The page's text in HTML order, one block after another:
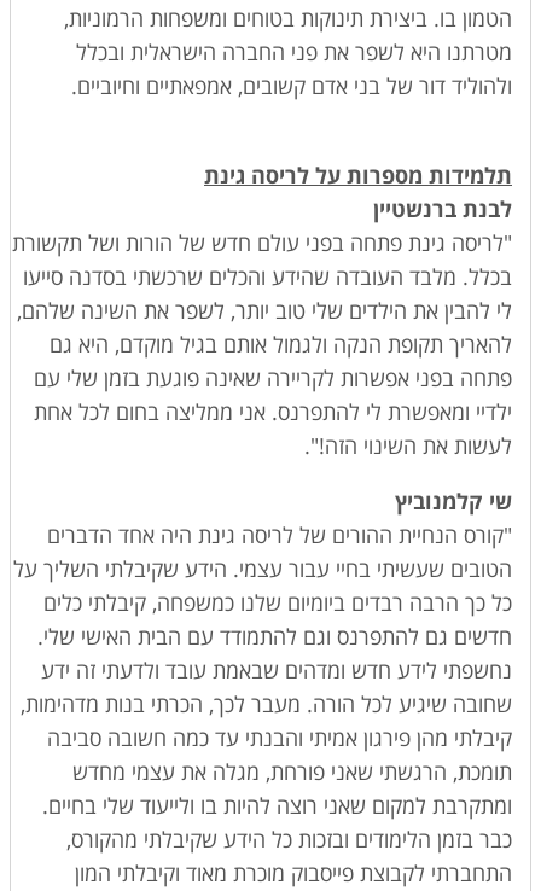
הטמון בו. ביצירת תינוקות בטוחים ומשפחות הרמוניות,
מטרתנו היא לשפר את פני החברה הישראלית ובכלל
ולהוליד דור של בני אדם קשובים, אמפאתיים וחיוביים.
תלמידות מספרות על לריסה גינת
לבנת ברנשטיין
"לריסה גינת פתחה בפני עולם חדש של הורות ושל תקשורת
בכלל. מלבד העובדה שהידע והכלים שרכשתי בסדנה סייעו
לי להבין את הילדים שלי טוב יותר, לשפר את השינה שלהם,
להאריך תקופת הנקה ולגמול אותם בגיל מוקדם, היא גם
פתחה בפני אפשרות לקריירה שאינה פוגעת בזמן שלי עם
ילדיי ומאפשרת לי להתפרנס. אני ממליצה בחום לכל אחת
לעשות את השינוי הזה!".
שי קלמנוביץ
"קורס הנחיית ההורים של לריסה גינת היה אחד הדברים
הטובים שעשיתי בחיי עבור עצמי. הידע שקיבלתי השליך על
כל כך הרבה רבדים ביומיום שלנו כמשפחה, קיבלתי כלים
חדשים גם להתפרנס וגם להתמודד עם הבית האישי שלי.
נחשפתי לידע חדש ומדהים שבאמת עובד ולדעתי זה ידע
שחובה שיגיע לכל הורה. מעבר לכך, הכרתי בנות מדהימות,
קיבלתי מהן פירגון אמיתי והבנתי עד כמה חשובה סביבה
תומכת, הרגשתי שאני פורחת, מגלה את עצמי מחדש
ומתקרבת למקום שאני רוצה להיות בו ולייעוד שלי בחיים.
כבר בזמן הלימודים ובזכות כל הידע שקיבלתי מהקורס,
התחברתי לקבוצת פייסבוק מוכרת מאוד וקיבלתי המון